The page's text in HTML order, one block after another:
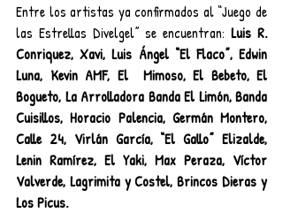
Entre los artistas ya confirmados al “Juego de
las Estrellas Divelgel” se encuentran: Luis R.
Conriquez, Xavi, Luis Ángel “El Flaco”, Edwin
Luna, Kevin AMF, El  Mimoso, El Bebeto, El
Bogueto, La Arrolladora Banda El Limón, Banda
Cuisillos, Horacio Palencia, Germán Montero,
Calle 24, Virlán García, “El Gallo” Elizalde,
Lenin Ramírez, El Yaki, Max Peraza, Víctor
Valverde, Lagrimita y Costel, Brincos Dieras y
Los Picus.